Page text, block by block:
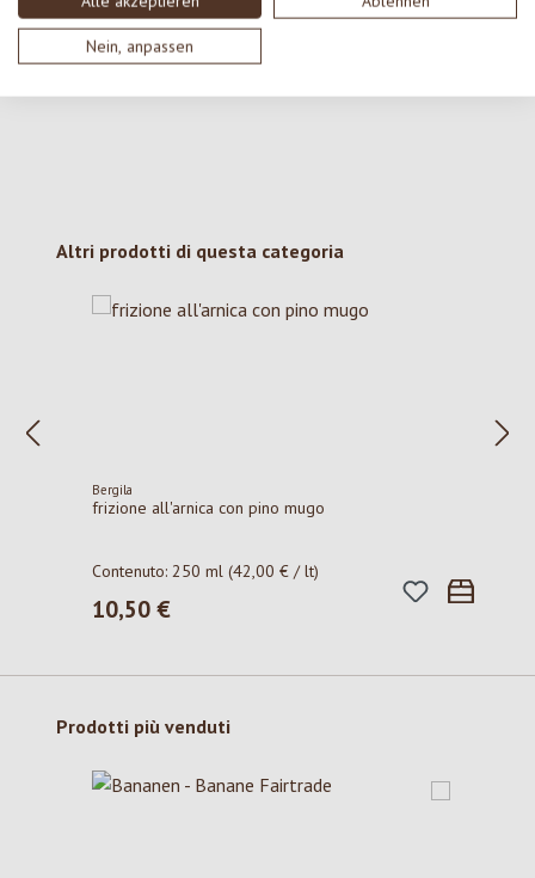
Nein, anpassen
Nessuna recensione trovata Condividi le tue opinioni
con gli altri.
Salta la galleria dei prodotti
Altri prodotti di questa categoria
Bergila
frizione all'arnica con pino mugo
Contenuto:250 ml(42,00 € / lt)
Prezzo normale:
10,50 €
Salta la galleria dei prodotti
Prodotti più venduti